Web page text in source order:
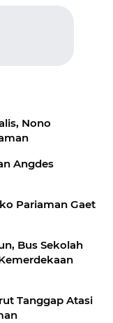
Nono
Angdes
Pariaman Gaet
Bus Sekolah
Tanggap Atasi